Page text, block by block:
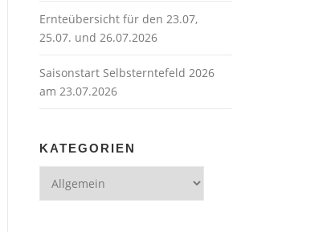
Ernteübersicht für den 23.07,
25.07. und 26.07.2026
Saisonstart Selbsterntefeld 2026
am 23.07.2026
KATEGORIEN